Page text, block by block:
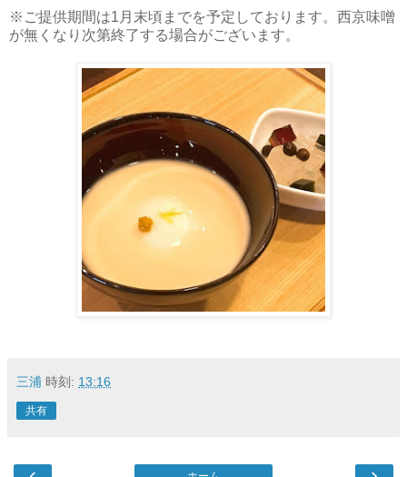
※ご提供期間は1月末頃までを予定しております。西京味噌
が無くなり次第終了する場合がございます。
三浦 時刻: 13:16
共有